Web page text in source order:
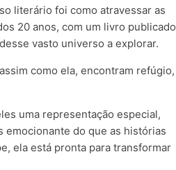
literário foi como atravessar as
20 anos, com um livro publicado
vasto universo a explorar.
como ela, encontram refúgio,
uma representação especial,
emocionante do que as histórias
ela está pronta para transformar